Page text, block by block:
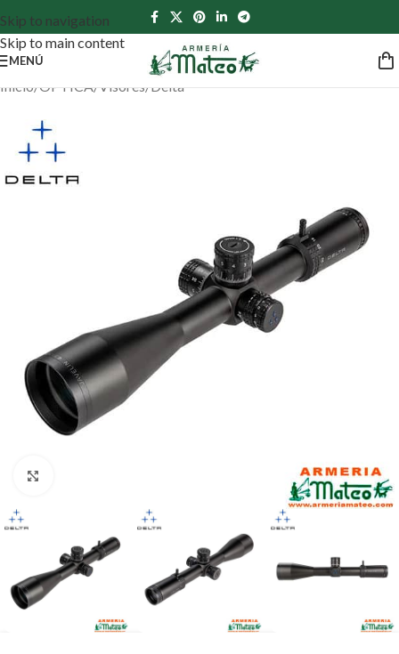
Skip to navigation
Skip to main content
MENÚ
Inicio/ ÓPTICA/ Visores/ Delta